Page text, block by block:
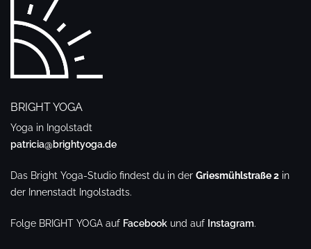
BRIGHT YOGA
Yoga in Ingolstadt
patricia@brightyoga.de
Das Bright Yoga-Studio findest du in der Griesmühlstraße 2 in
der Innenstadt Ingolstadts.
Folge BRIGHT YOGA auf Facebook und auf Instagram.